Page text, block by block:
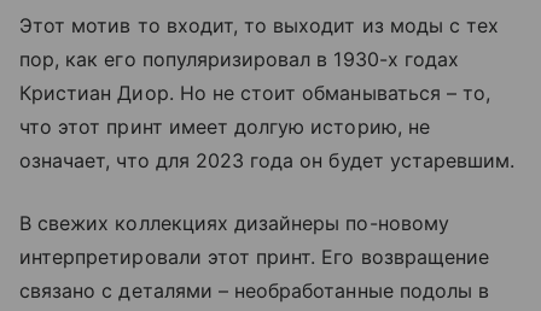
Этот мотив то входит, то выходит из моды с тех
пор, как его популяризировал в 1930-х годах
Кристиан Диор. Но не стоит обманываться – то,
что этот принт имеет долгую историю, не
означает, что для 2023 года он будет устаревшим.
В свежих коллекциях дизайнеры по-новому
интерпретировали этот принт. Его возвращение
связано с деталями – необработанные подолы в